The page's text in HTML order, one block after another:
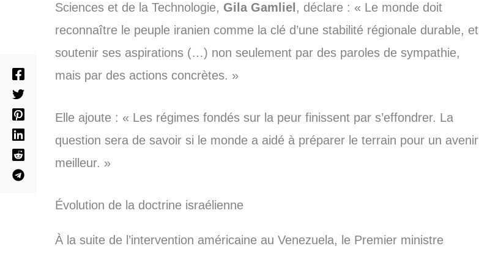
Sciences et de la Technologie, Gila Gamliel , déclare : « Le monde doit
reconnaître le peuple iranien comme la clé d’une stabilité régionale durable, et
soutenir ses aspirations (…) non seulement par des paroles de sympathie,
mais par des actions concrètes. »
Elle ajoute : « Les régimes fondés sur la peur finissent par s’effondrer. La
question sera de savoir si le monde a aidé à préparer le terrain pour un avenir
meilleur. »
Évolution de la doctrine israélienne
À la suite de l’intervention américaine au Venezuela, le Premier ministre